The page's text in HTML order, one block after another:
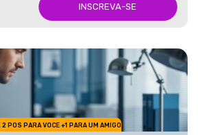
INSCREVA-SE
2 POS PARA VOCE +1 PARA UM AMIGO